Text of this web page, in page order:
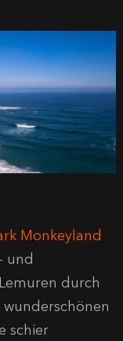
Monkeyland
und
durch
schier